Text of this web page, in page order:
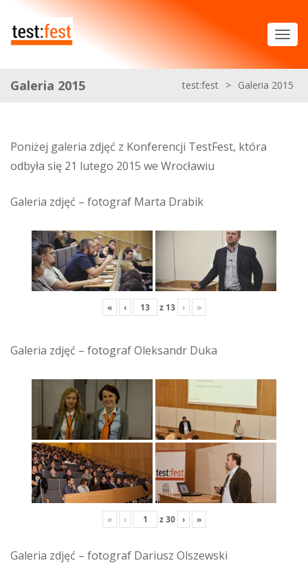
Galeria 2015 test:fest > Galeria 2015
Poniżej galeria zdjęć z Konferencji TestFest, która
odbyła się 21 lutego 2015 we Wrocławiu
Galeria zdjęć – fotograf Marta Drabik
« ‹ z 13 › »
Galeria zdjęć – fotograf Oleksandr Duka
« ‹ z30 › »
Galeria zdjęć – fotograf Dariusz Olszewski